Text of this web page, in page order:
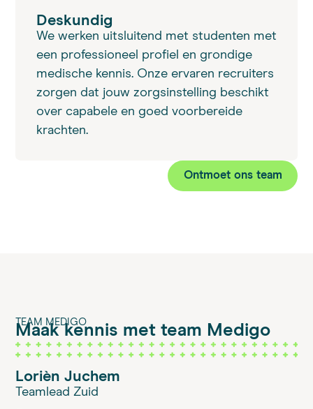
Deskundig
We werken uitsluitend met studenten met
een professioneel profiel en grondige
medische kennis. Onze ervaren recruiters
zorgen dat jouw zorgsinstelling beschikt
over capabele en goed voorbereide
krachten.
Ontmoet ons team
TEAM MEDIGO
Maak kennis met team Medigo
Lorièn Juchem
Teamlead Zuid